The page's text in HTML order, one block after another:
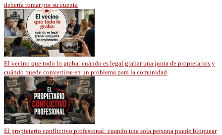
debería tomar por su cuenta
El vecino que todo lo graba: cuándo es legal grabar una junta de propietarios y
cuándo puede convertirse en un problema para la comunidad
El propietario conflictivo profesional: cuando una sola persona puede bloquear